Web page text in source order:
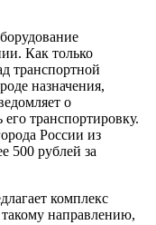
Как только
транспортной
назначения,
о
его транспортировку.
России из
500 рублей за
комплекс
направлению,